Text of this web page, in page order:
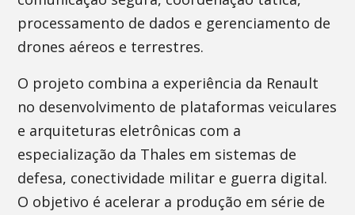
processamento de dados e gerenciamento de
drones aéreos e terrestres.
O projeto combina a experiência da Renault
no desenvolvimento de plataformas veiculares
e arquiteturas eletrônicas com a
especialização da Thales em sistemas de
defesa, conectividade militar e guerra digital.
O objetivo é acelerar a produção em série de